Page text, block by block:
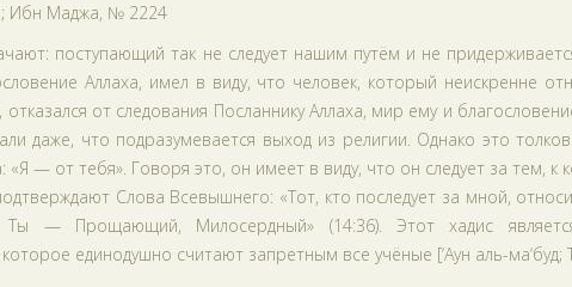
Ибн Маджа, № 2224
поступающий так не следует нашим путём и не
Аллаха, имел в виду, что человек, который неискренне
от следования Посланнику Аллаха, мир ему и
даже, что подразумевается выход из религии. Однако это
«Я — от тебя». Говоря это, он имеет в виду, что он следует за тем, к
Слова Всевышнего: «Тот, кто последует за мной,
— Прощающий, Милосердный» (14:36). Этот хадис является
единодушно считают запретным все учёные [‘Аун аль-ма‘буд;